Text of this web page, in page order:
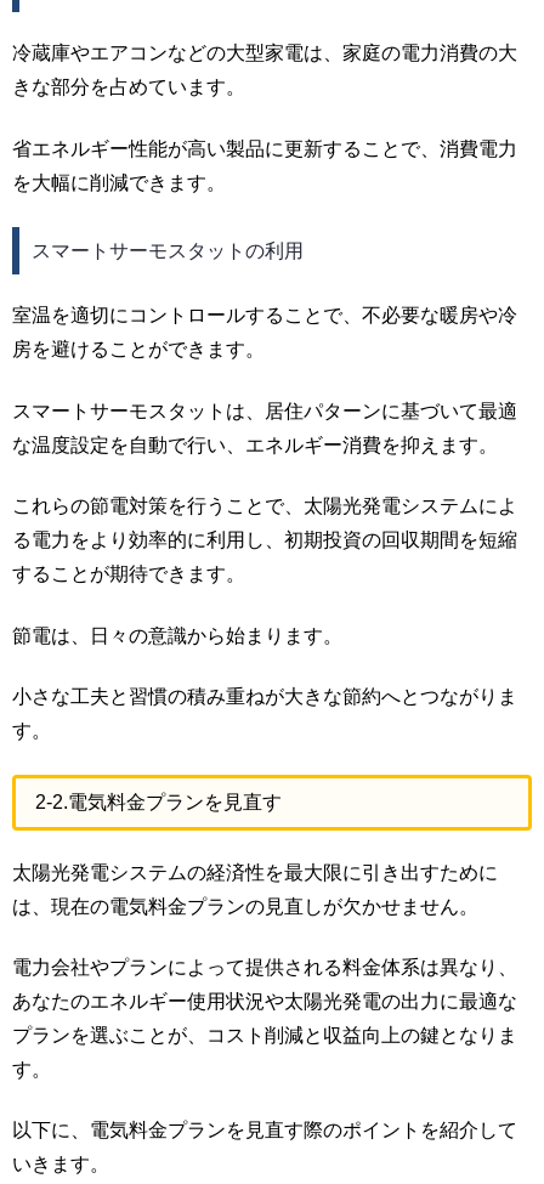
冷蔵庫やエアコンなどの大型家電は、家庭の電力消費の大
きな部分を占めています。
省エネルギー性能が高い製品に更新することで、消費電力
を大幅に削減できます。
スマートサーモスタットの利用
室温を適切にコントロールすることで、不必要な暖房や冷
房を避けることができます。
スマートサーモスタットは、居住パターンに基づいて最適
な温度設定を自動で行い、エネルギー消費を抑えます。
これらの節電対策を行うことで、太陽光発電システムによ
る電力をより効率的に利用し、初期投資の回収期間を短縮
することが期待できます。
節電は、日々の意識から始まります。
小さな工夫と習慣の積み重ねが大きな節約へとつながりま
す。
2-2.電気料金プランを見直す
太陽光発電システムの経済性を最大限に引き出すために
は、現在の電気料金プランの見直しが欠かせません。
電力会社やプランによって提供される料金体系は異なり、
あなたのエネルギー使用状況や太陽光発電の出力に最適な
プランを選ぶことが、コスト削減と収益向上の鍵となりま
す。
以下に、電気料金プランを見直す際のポイントを紹介して
いきます。